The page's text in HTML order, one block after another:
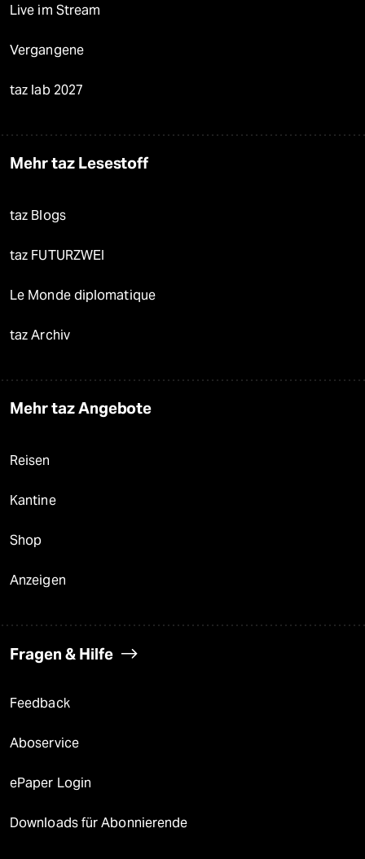
Live im Stream
Vergangene
taz lab 2027
Mehr taz Lesestoff
taz Blogs
taz FUTURZWEI
Le Monde diplomatique
taz Archiv
Mehr taz Angebote
Reisen
Kantine
Shop
Anzeigen
Fragen & Hilfe
Feedback
Aboservice
ePaper Login
Downloads für Abonnierende